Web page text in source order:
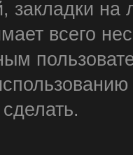
закладки
всего